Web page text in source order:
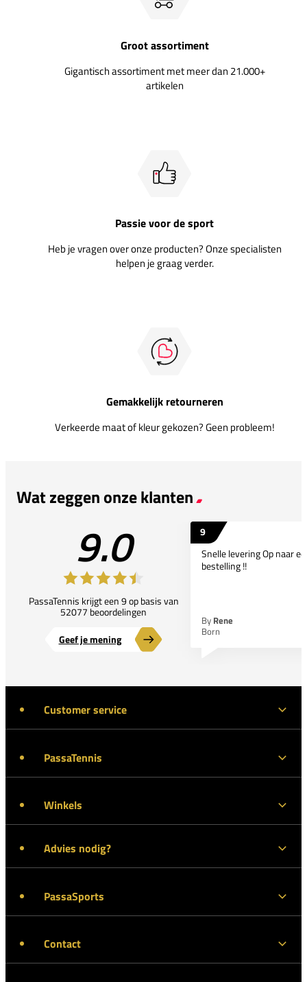
Groot assortiment
Gigantisch assortiment met meer dan 21.000+
artikelen
Passie voor de sport
Heb je vragen over onze producten? Onze specialisten
helpen je graag verder.
Gemakkelijk retourneren
Verkeerde maat of kleur gekozen? Geen probleem!
Wat zeggen onze klanten
9.0
PassaTennis krijgt een 9 op basis van
52077 beoordelingen
Geef je mening
9
Snelle levering Op naar
bestelling !!
By Rene
Born
Customer service
PassaTennis
Winkels
Advies nodig?
PassaSports
Contact